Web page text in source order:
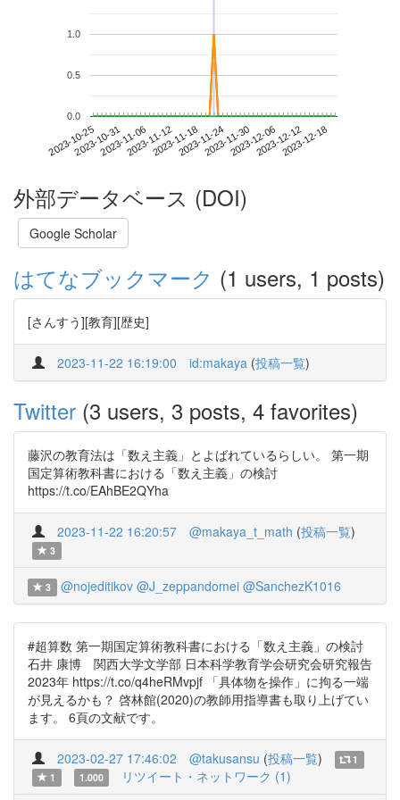
2023-10-252023-10-312023-11-062023-11-122023-11-182023-11-242023-11-302023-12-062023-12-122023-12-18
0.0
0.5
1.0
外部データベース (DOI)
Google Scholar
はてなブックマーク (1 users, 1 posts)
[さんすう][教育][歴史]
2023-11-22 16:19:00 id:makaya (投稿一覧)
Twitter (3 users, 3 posts, 4 favorites)
藤沢の教育法は「数え主義」とよばれているらしい。 第一期
国定算術教科書における「数え主義」の検討
https://t.co/EAhBE2QYha
2023-11-22 16:20:57 @makaya_t_math (投稿一覧)
3
3 @nojeditikov @J_zeppandomei @SanchezK1016
#超算数 第一期国定算術教科書における「数え主義」の検討
石井 康博 関西大学文学部 日本科学教育学会研究会研究報告
2023年 https://t.co/q4heRMvpjf 「具体物を操作」に拘る一端
が見えるかも？ 啓林館(2020)の教師用指導書も取り上げてい
ます。 6頁の文献です。
2023-02-27 17:46:02 @takusansu (投稿一覧)
1
1
1.000 リツイート・ネットワーク (1)